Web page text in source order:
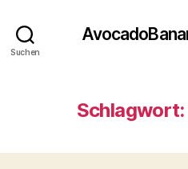
Suchen
Schlagwort: